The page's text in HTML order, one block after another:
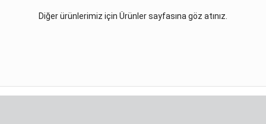
Diğer ürünlerimiz için Ürünler sayfasına göz atınız.